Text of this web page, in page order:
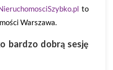
to
Warszawa.
bardzo dobrą sesję